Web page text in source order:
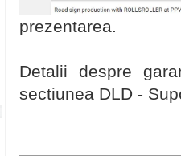
prezentarea.
Detalii despre
sectiunea DLD -